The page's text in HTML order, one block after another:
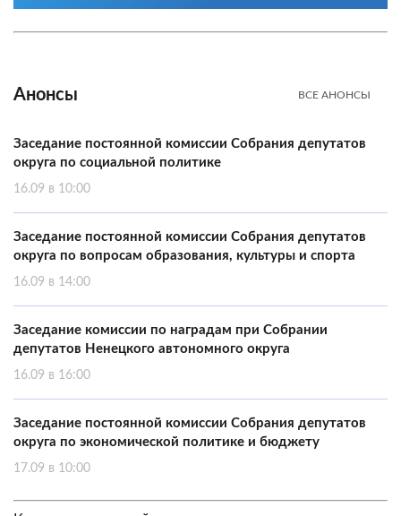
Анонсы ВСЕ АНОНСЫ
Заседание постоянной комиссии Собрания депутатов
округа по социальной политике
16.09 в 10:00
Заседание постоянной комиссии Собрания депутатов
округа по вопросам образования, культуры и спорта
16.09 в 14:00
Заседание комиссии по наградам при Собрании
депутатов Ненецкого автономного округа
16.09 в 16:00
Заседание постоянной комиссии Собрания депутатов
округа по экономической политике и бюджету
17.09 в 10:00